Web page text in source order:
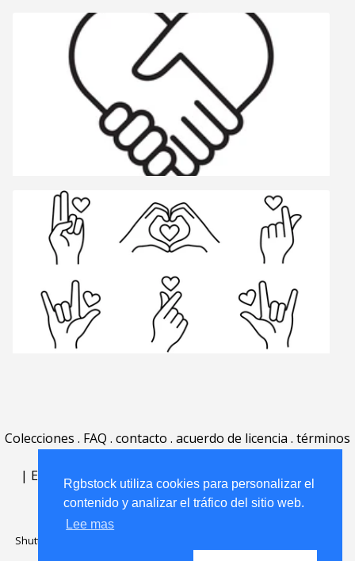
Rgbstock utiliza cookies para personalizar el
contenido y analizar el tráfico del sitio web.
Lee mas
Colecciones . FAQ . contacto . acuerdo de licencia . términos
| English | Deutsch| Español Português
Nederlands|
Shutterstock official partner of Rgbstock
Rgbstock